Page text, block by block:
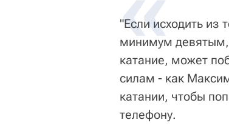
"Если исходить из
минимум девятым,
катание, может
силам - как
катании, чтобы
телефону.